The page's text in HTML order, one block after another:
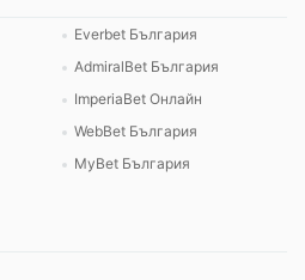
Everbet България
AdmiralBet България
ImperiaBet Онлайн
WebBet България
MyBet България